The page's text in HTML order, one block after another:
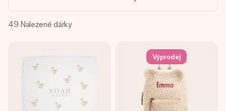
jménem, vaší fotografií nebo vzkazem, který doopravdy
zahřeje u srdce. Žádné zbytečné složitosti, jen spousta
lásky pro daný okamžik.
49 Nalezené dárky
Výprodej